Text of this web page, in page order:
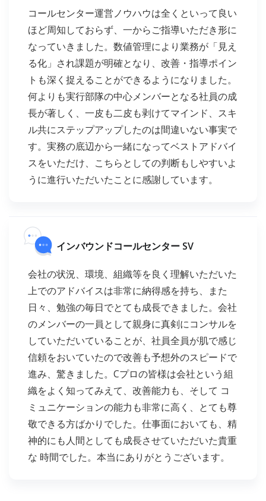
コールセンター運営ノウハウは全くといって良い
ほど周知しておらず、一からご指導いただき形に
なっていきました。数値管理により業務が「見え
る化」され課題が明確となり、改善・指導ポイン
トも深く捉えることができるようになりました。
何よりも実行部隊の中心メンバーとなる社員の成
長が著しく、一皮も二皮も剥けてマインド、スキ
ル共にステップアップしたのは間違いない事実で
す。実務の底辺から一緒になってベストアドバイ
スをいただけ、こちらとしての判断もしやすいよ
うに進行いただいたことに感謝しています。
インバウンドコールセンター SV
会社の状況、環境、組織等を良く理解いただいた
上でのアドバイスは非常に納得感を持ち、また
日々、勉強の毎日でとても成長できました。会社
のメンバーの一員として親身に真剣にコンサルを
していただいていることが、社員全員が肌で感じ
信頼をおいていたので改善も予想外のスピードで
進み、驚きました。Cプロの皆様は会社という組
織をよく知ってみえて、改善能力も、そして コ
ミュニケーションの能力も非常に高く、とても尊
敬できる方ばかりでした。仕事面においても、精
神的にも人間としても成長させていただいた貴重
な 時間でした。本当にありがとうございます。